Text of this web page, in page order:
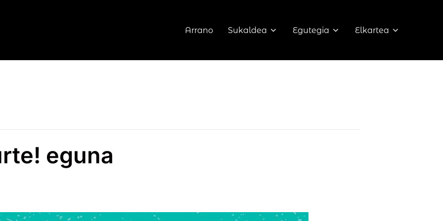
Arrano Sukaldea Egutegia Elkartea
eguna